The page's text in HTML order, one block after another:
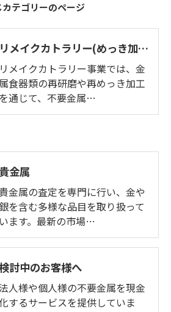
カテゴリーのページ
リメイクカトラリー(めっき加工)
リメイクカトラリー事業では、金
属食器類の再研磨や再めっき加工
を通じて、不要金属…
貴金属
金属の査定を専門に行い、金や
銀を含む多様な品目を取り扱って
います。最新の市場…
討中のお客様へ
人様や個人様の不要金属を現金
するサービスを提供していま